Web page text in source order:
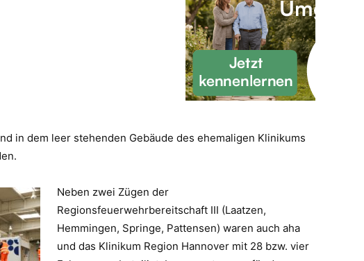
in dem leer stehenden Gebäude des ehemaligen Klinikums
Neben zwei Zügen der
Regionsfeuerwehrbereitschaft III (Laatzen,
Hemmingen, Springe, Pattensen) waren auch aha
und das Klinikum Region Hannover mit 28 bzw. vier